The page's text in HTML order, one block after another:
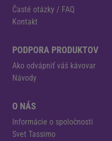
Časté otázky / FAQ
Kontakt
PODPORA PRODUKTOV
Ako odvápniť váš kávovar
Návody
O NÁS
Informácie o spoločnosti
Svet Tassimo